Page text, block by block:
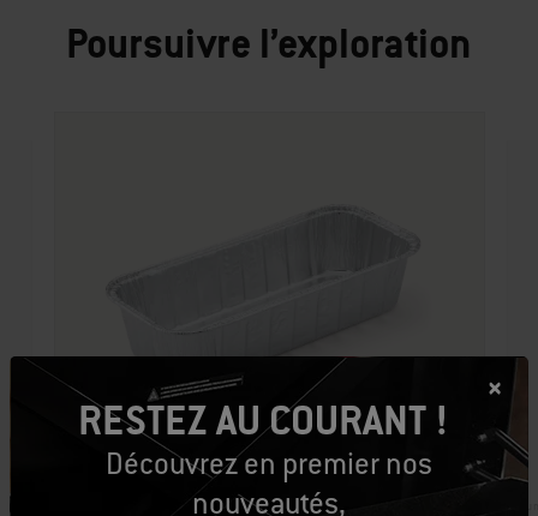
Poursuivre l’exploration
RESTEZ AU COURANT !
Découvrez en premier nos
nouveautés,